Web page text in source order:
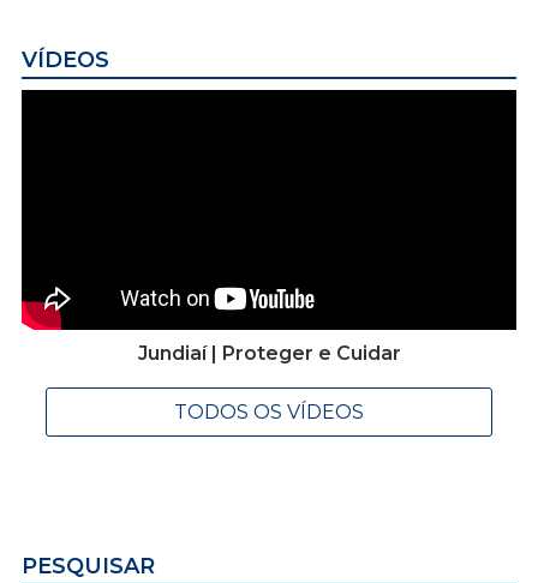
VÍDEOS
Jundiaí | Proteger e Cuidar
TODOS OS VÍDEOS
PESQUISAR